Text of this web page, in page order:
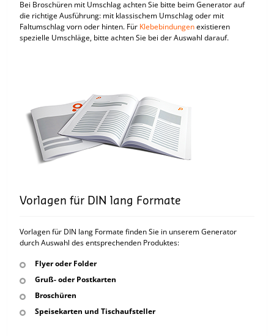
Bei Broschüren mit Umschlag achten Sie bitte beim Generator auf
die richtige Ausführung: mit klassischem Umschlag oder mit
Faltumschlag vorn oder hinten. Für Klebebindungenexistieren
spezielle Umschläge, bitte achten Sie bei der Auswahl darauf.
Vorlagen für DIN lang Formate
Vorlagen für DIN lang Formate finden Sie in unserem Generator
durch Auswahl des entsprechenden Produktes:
Flyer oder Folder
Gruß- oder Postkarten
Broschüren
Speisekarten und Tischaufsteller